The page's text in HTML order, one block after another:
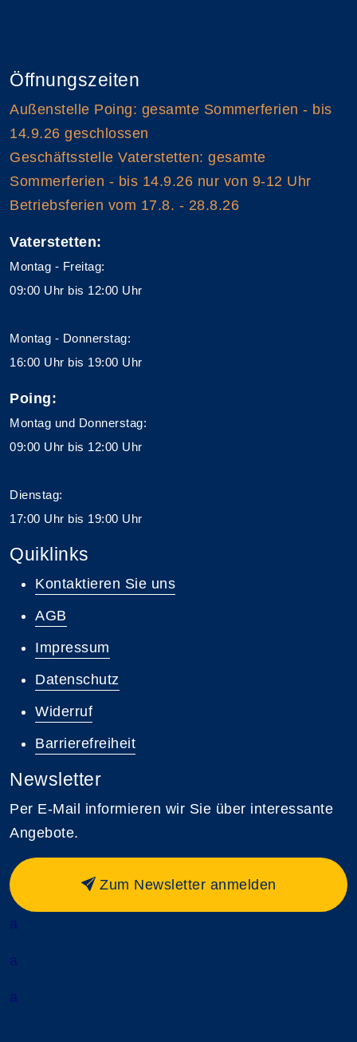
Öffnungszeiten
Außenstelle Poing: gesamte Sommerferien - bis
14.9.26 geschlossen
Geschäftsstelle Vaterstetten: gesamte
Sommerferien - bis 14.9.26 nur von 9-12 Uhr
Betriebsferien vom 17.8. - 28.8.26
Vaterstetten:
Montag - Freitag:
09:00 Uhr bis 12:00 Uhr
Montag - Donnerstag:
16:00 Uhr bis 19:00 Uhr
Poing:
Montag und Donnerstag:
09:00 Uhr bis 12:00 Uhr
Dienstag:
17:00 Uhr bis 19:00 Uhr
Quiklinks
Kontaktieren Sie uns
AGB
Impressum
Datenschutz
Widerruf
Barrierefreiheit
Newsletter
Per E-Mail informieren wir Sie über interessante
Angebote.
Zum Newsletter anmelden
a
a
a